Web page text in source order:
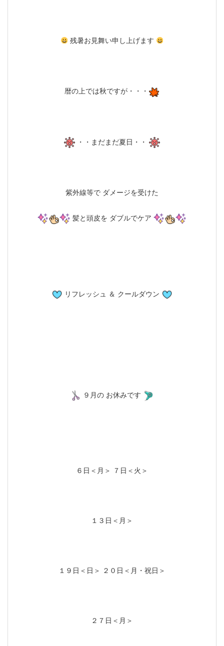
残暑お見舞い申し上げます
暦の上では秋ですが・・・
・・まだまだ夏日・・
紫外線等で ダメージを受けた
髪と頭皮を ダブルでケア
リフレッシュ ＆ クールダウン
９月の お休みです
６日＜月＞ ７日＜火＞
１３日＜月＞
１９日＜日＞ ２０日＜月・祝日＞
２７日＜月＞